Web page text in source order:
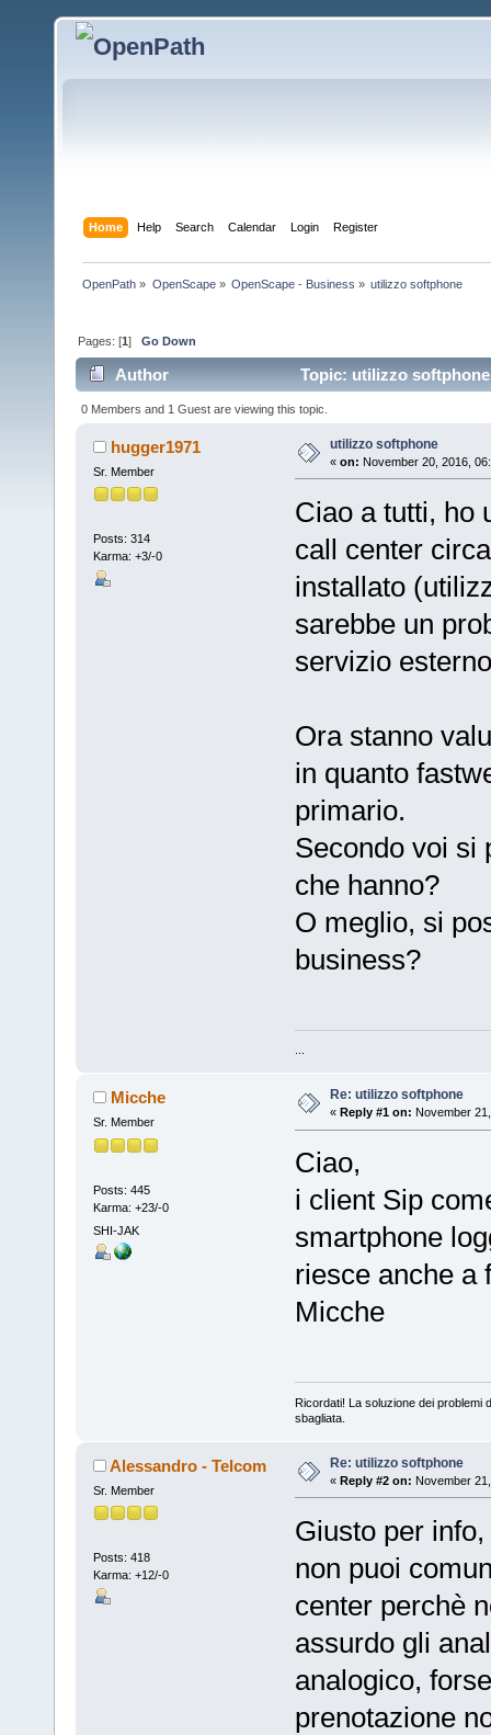
Home Help Search Calendar Login Register
OpenPath » OpenScape» OpenScape - Business » utilizzo softphone
Pages: [1]Go Down
Author Topic: utilizzo
0 Members and 1 Guest are viewing this topic.
hugger1971
Sr. Member
Posts: 314
Karma: +3/-0
utilizzo softphone
« on: November 20, 2016,
Ciao a tutti, ho
call center
installato
sarebbe un
servizio
Ora stanno
in quanto
primario.
Secondo voi si
che hanno?
O meglio, si
business?
Micche
Sr. Member
Posts: 445
Karma: +23/-0
SHI-JAK
Re: utilizzo softphone
« Reply #1 on: November
Ciao,
i client Sip
smartphone
riesce anche a
Micche
Ricordati! La soluzione dei problemi
sbagliata.
Alessandro - Telcom
Sr. Member
Posts: 418
Karma: +12/-0
Re: utilizzo softphone
« Reply #2 on: November
Giusto per
non puoi
center perchè
assurdo gli
analogico,
prenotazione